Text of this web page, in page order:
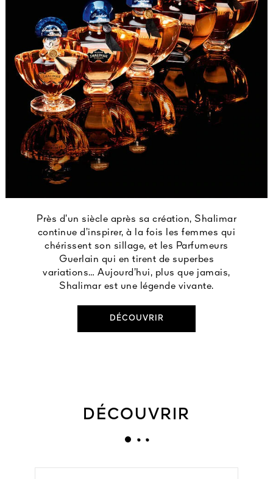
Près d’un siècle après sa création, Shalimar
continue d’inspirer, à la fois les femmes qui
chérissent son sillage, et les Parfumeurs
Guerlain qui en tirent de superbes
variations… Aujourd’hui, plus que jamais,
Shalimar est une légende vivante.
DÉCOUVRIR
DÉCOUVRIR